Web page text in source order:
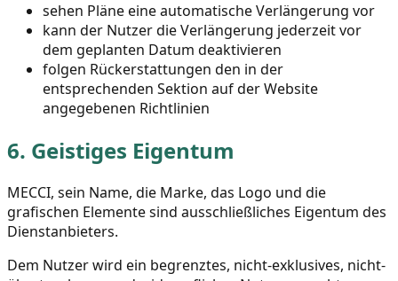
sehen Pläne eine automatische Verlängerung vor
kann der Nutzer die Verlängerung jederzeit vor
dem geplanten Datum deaktivieren
folgen Rückerstattungen den in der
entsprechenden Sektion auf der Website
angegebenen Richtlinien
6. Geistiges Eigentum
MECCI, sein Name, die Marke, das Logo und die
grafischen Elemente sind ausschließliches Eigentum des
Dienstanbieters.
Dem Nutzer wird ein begrenztes, nicht-exklusives, nicht-